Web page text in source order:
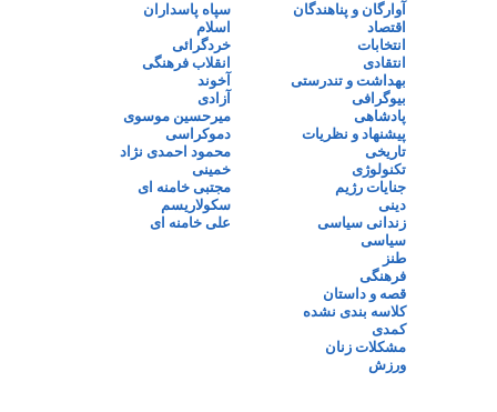
آوارگان و پناهندگان
اقتصاد
انتخابات
انتقادی
بهداشت و تندرستی
بیوگرافی
پادشاهی
پیشنهاد و نظریات
تاریخی
تکنولوژی
جنایات رژیم
دینی
زندانی سیاسی
سیاسی
طنز
فرهنگی
قصه و داستان
کلاسه بندی نشده
کمدی
مشکلات زنان
ورزش
سپاه پاسداران
اسلام
خردگرائی
انقلاب فرهنگی
آخوند
آزادی
میرحسین موسوی
دموکراسی
محمود احمدی نژاد
خمینی
مجتبی خامنه ای
سکولاریسم
علی خامنه ای